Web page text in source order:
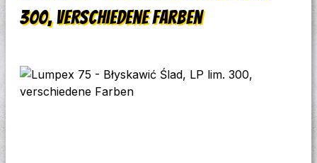
300, verschiedene Farben
Bildergalerie überspringen